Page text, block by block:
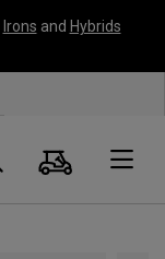
Irons and Hybrids
Suche